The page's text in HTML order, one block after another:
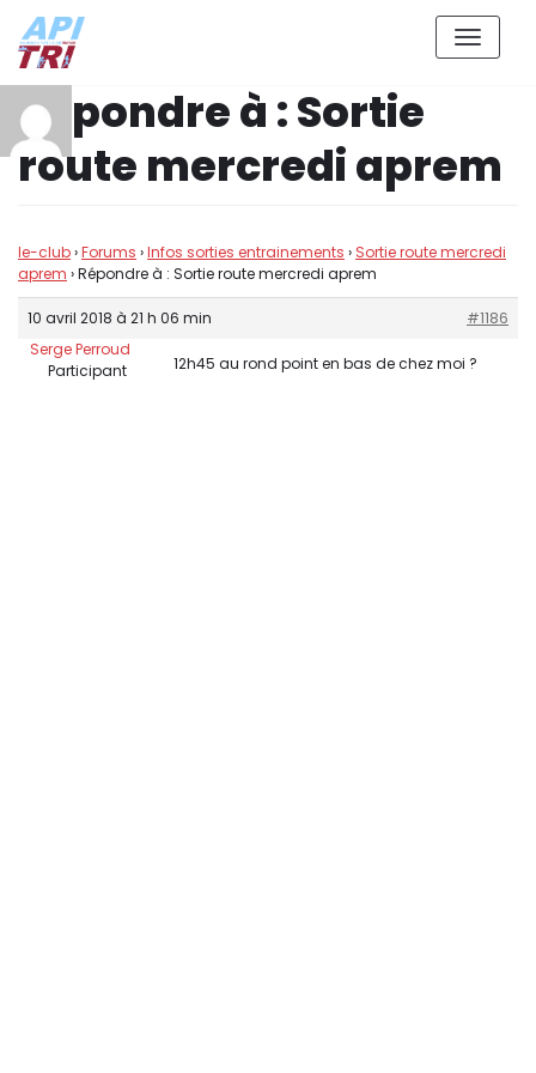
Aller
contenu
Répondre à : Sortie
route mercredi aprem
le-club›Forums ›Infos sorties entrainements › Sortie route mercredi
aprem ›Répondre à : Sortie route mercredi aprem
10 avril 2018 à 21 h 06 min
#1186
Serge Perroud
Participant
12h45 au rond point en bas de chez moi ?